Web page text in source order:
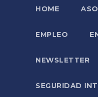
HOME
EMPLEO
NEWSLETTER
SEGURIDAD